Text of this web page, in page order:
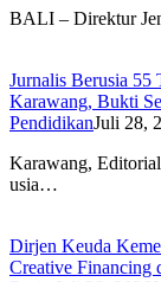
BALI – Direktur
Jurnalis Berusia 55
Karawang, Bukti
PendidikanJuli 28,
Karawang,
usia…
Dirjen Keuda
Creative Financing